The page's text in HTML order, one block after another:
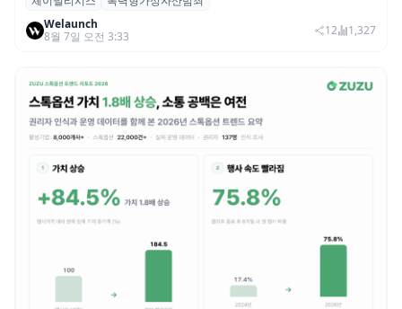
체이널리시스 “가상자산 보유자 대상 폭력
범죄 증가…상반기 탈취액 3000만 달러 돌파
Welaunch
8월 7일 오전 3:33
12 1,327